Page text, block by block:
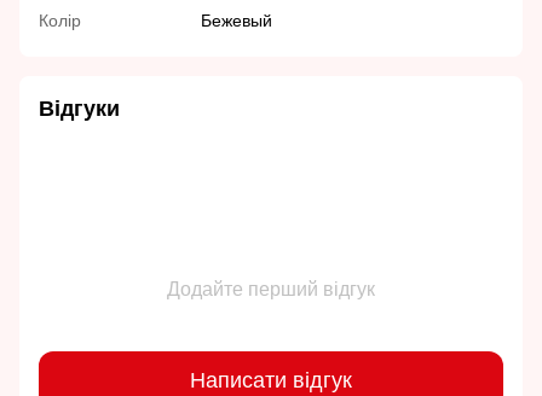
Колір
Бежевый
Відгуки
Додайте перший відгук
Написати відгук